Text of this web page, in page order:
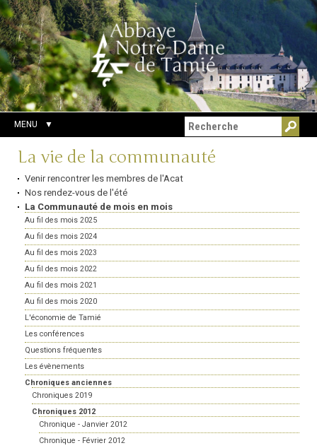
Aller
au
contenu.
|
Aller
à
la
navigation
Outils
personnels
Chercher par
Recherche
avancée…
MENU
Navigation
La vie de la communauté
Venir rencontrer les membres de l'Acat
Nos rendez-vous de l'été
La Communauté de mois en mois
Au fil des mois 2025
Au fil des mois 2024
Au fil des mois 2023
Au fil des mois 2022
Au fil des mois 2021
Au fil des mois 2020
L'économie de Tamié
Les conférences
Questions fréquentes
Les évènements
Chroniques anciennes
Chroniques 2019
Chroniques 2012
Chronique - Janvier 2012
Chronique - Février 2012